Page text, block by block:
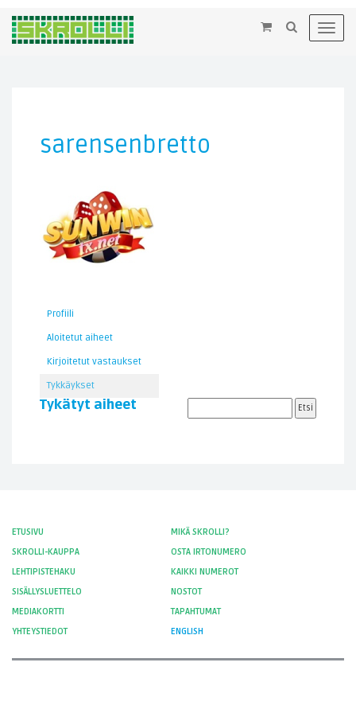
×
sarensenbretto
Profiili
Aloitetut aiheet
Kirjoitetut vastaukset
Tykkäykset
Tykätyt aiheet
ETUSIVU
MIKÄ SKROLLI?
SKROLLI-KAUPPA
OSTA IRTONUMERO
LEHTIPISTEHAKU
KAIKKI NUMEROT
SISÄLLYSLUETTELO
NOSTOT
MEDIAKORTTI
TAPAHTUMAT
YHTEYSTIEDOT
ENGLISH